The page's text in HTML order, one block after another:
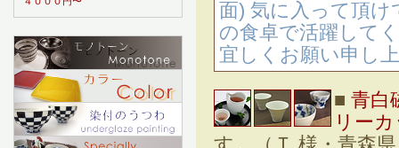
面) 気に入って頂
の食卓で活躍して
宜しくお願い申し
■ 青白
リー